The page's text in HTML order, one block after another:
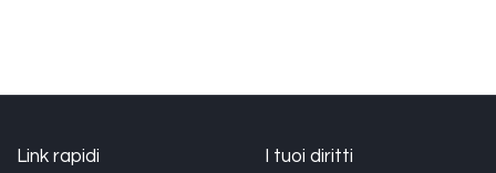
Link rapidi I tuoi diritti